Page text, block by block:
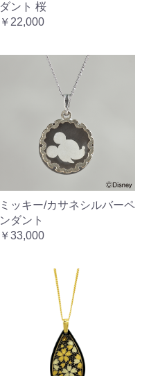
ダント 桜
￥22,000
ミッキー/カサネシルバーペ
ンダント
￥33,000